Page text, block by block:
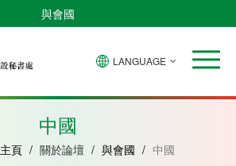
與會國
比
內
亞
林
LANGUAGE
中國
主頁 / 關於論壇 / 與會國 / 中國